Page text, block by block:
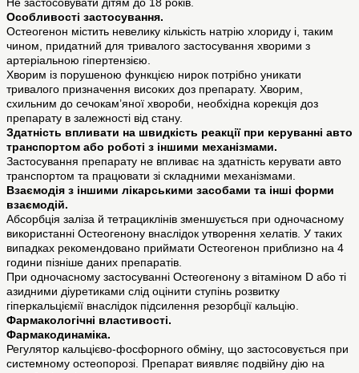
Не застосовувати дітям до 18 років.
Особливості застосування.
Остеогенон містить невелику кількість натрію хлориду і, таким
чином, придатний для тривалого застосування хворими з
артеріальною гіпертензією.
Хворим із порушеною функцією нирок потрібно уникати
тривалого призначення високих доз препарату. Хворим,
схильним до сечокам’яної хвороби, необхідна корекція доз
препарату в залежності від стану.
Здатність впливати на швидкість реакції при керуванні авто
транспортом або роботі з іншими механізмами.
Застосування препарату не впливає на здатність керувати авто
транспортом та працювати зі складними механізмами.
Взаємодія з іншими лікарськими засобами та інші форми
взаємодій.
Абсорбція заліза й тетрациклінів зменшується при одночасному
використанні Остеогенону внаслідок утворення хелатів. У таких
випадках рекомендовано приймати Остеогенон приблизно на 4
години пізніше даних препаратів.
При одночасному застосуванні Остеогенону з вітаміном D або ті
азидними діуретиками слід оцінити ступінь розвитку
гіперкальціємії внаслідок підсилення резорбції кальцію.
Фармакологічні властивості.
Фармакодинаміка.
Регулятор кальцієво-фосфорного обміну, що застосовується при
системному остеопорозі. Препарат виявляє подвійну дію на